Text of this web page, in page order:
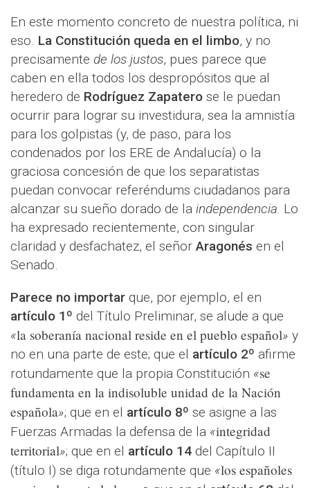
En este momento concreto de nuestra política, ni
eso. La Constitución queda en el limbo, y no
precisamente de los justos, pues parece que
caben en ella todos los despropósitos que al
heredero de Rodríguez Zapatero se le puedan
ocurrir para lograr su investidura, sea la amnistía
para los golpistas (y, de paso, para los
condenados por los ERE de Andalucía) o la
graciosa concesión de que los separatistas
puedan convocar referéndums ciudadanos para
alcanzar su sueño dorado de la independencia. Lo
ha expresado recientemente, con singular
claridad y desfachatez, el señorAragonés en el
Senado.
Parece no importar que, por ejemplo, el en
artículo 1º del Título Preliminar, se alude a que
«la soberanía nacional reside en el pueblo español» y
no en una parte de este; que el artículo 2º afirme
rotundamente que la propia Constitución «se
fundamenta en la indisoluble unidad de la Nación
española»; que en el artículo 8º se asigne a las
Fuerzas Armadas la defensa de la «integridad
territorial»; que en el artículo 14 del Capítulo II
(título I) se diga rotundamente que «los españoles